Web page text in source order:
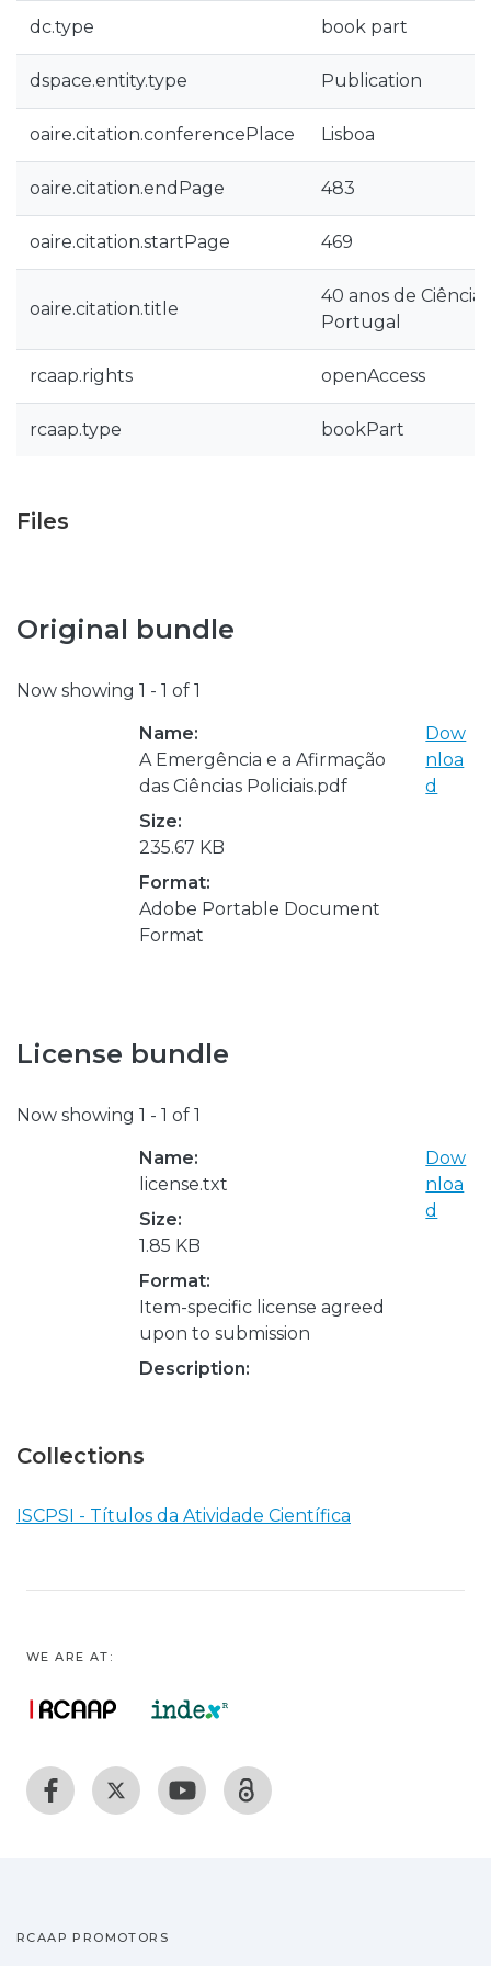
dc.type book part
dspace.entity.type Publication
oaire.citation.conferencePlace Lisboa
oaire.citation.endPage 483
oaire.citation.startPage 469
oaire.citation.title
40 anos de
Portugal
rcaap.rights openAccess
rcaap.type bookPart
Files
Original bundle
Now showing 1 - 1 of 1
Name:
A Emergência e a Afirmação
das Ciências Policiais.pdf
Size:
235.67 KB
Format:
Adobe Portable Document
Format
Dow
nloa
d
License bundle
Now showing 1 - 1 of 1
Name:
license.txt
Size:
1.85 KB
Format:
Item-specific license agreed
upon to submission
Description:
Dow
nloa
d
Collections
ISCPSI - Títulos da Atividade Científica
WE ARE AT:
RCAAP PROMOTORS